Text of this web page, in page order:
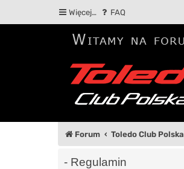
Więcej… FAQ
Forum Toledo Club Polska
- Regulamin